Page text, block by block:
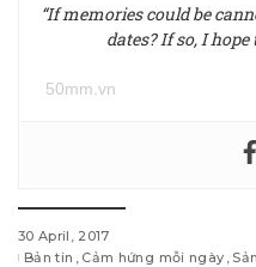
“If memories could be
dates? If so, I
50mm.vn
30 April, 2017
Bản tin
Cảm hứng mỗi ngày